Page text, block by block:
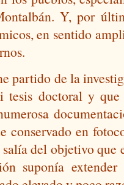
Y, por
en sentido
partido de la
tesis doctoral y
conservado en
salía del objetivo que
suponía